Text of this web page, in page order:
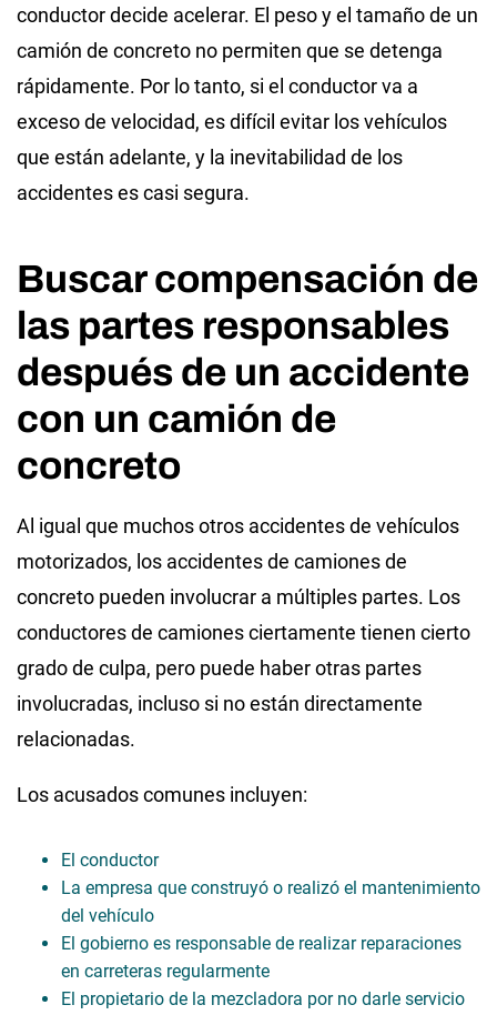
conductor decide acelerar. El peso y el tamaño de un
camión de concreto no permiten que se detenga
rápidamente. Por lo tanto, si el conductor va a
exceso de velocidad, es difícil evitar los vehículos
que están adelante, y la inevitabilidad de los
accidentes es casi segura.
Buscar compensación de
las partes responsables
después de un accidente
con un camión de
concreto
Al igual que muchos otros accidentes de vehículos
motorizados, los accidentes de camiones de
concreto pueden involucrar a múltiples partes. Los
conductores de camiones ciertamente tienen cierto
grado de culpa, pero puede haber otras partes
involucradas, incluso si no están directamente
relacionadas.
Los acusados comunes incluyen:
El conductor
La empresa que construyó o realizó el mantenimiento
del vehículo
El gobierno es responsable de realizar reparaciones
en carreteras regularmente
El propietario de la mezcladora por no darle servicio